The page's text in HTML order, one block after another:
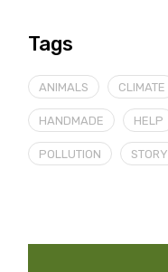
Tags
ANIMALS CLIMATE
HANDMADE HELP
POLLUTION STORY